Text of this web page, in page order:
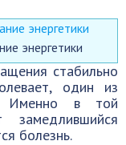
энергетики
стабильно
один из
Именно в той
болезнь.